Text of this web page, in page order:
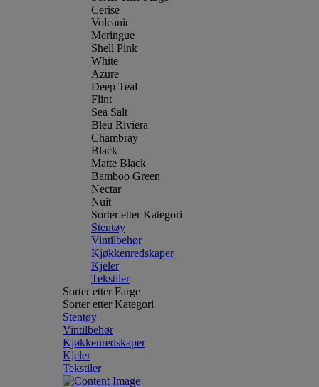
Cerise
Volcanic
Meringue
Shell Pink
White
Azure
Deep Teal
Flint
Sea Salt
Bleu Riviera
Chambray
Black
Matte Black
Bamboo Green
Nectar
Nuit
Sorter etter Kategori
Stentøy
Vintilbehør
Kjøkkenredskaper
Kjeler
Tekstiler
Sorter etter Farge
Sorter etter Kategori
Stentøy
Vintilbehør
Kjøkkenredskaper
Kjeler
Tekstiler